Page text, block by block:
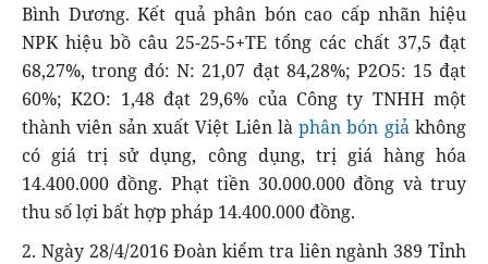
Bình Dương. Kết quả phân bón cao cấp nhãn hiệu
NPK hiệu bồ câu 25-25-5+TE tổng các chất 37,5 đạt
68,27%, trong đó: N: 21,07 đạt 84,28%; P2O5: 15 đạt
60%; K2O: 1,48 đạt 29,6% của Công ty TNHH một
thành viên sản xuất Việt Liên làphân bón giảkhông
có giá trị sử dụng, công dụng, trị giá hàng hóa
14.400.000 đồng. Phạt tiền 30.000.000 đồng và truy
thu số lợi bất hợp pháp 14.400.000 đồng.
2. Ngày 28/4/2016 Đoàn kiểm tra liên ngành 389 Tỉnh